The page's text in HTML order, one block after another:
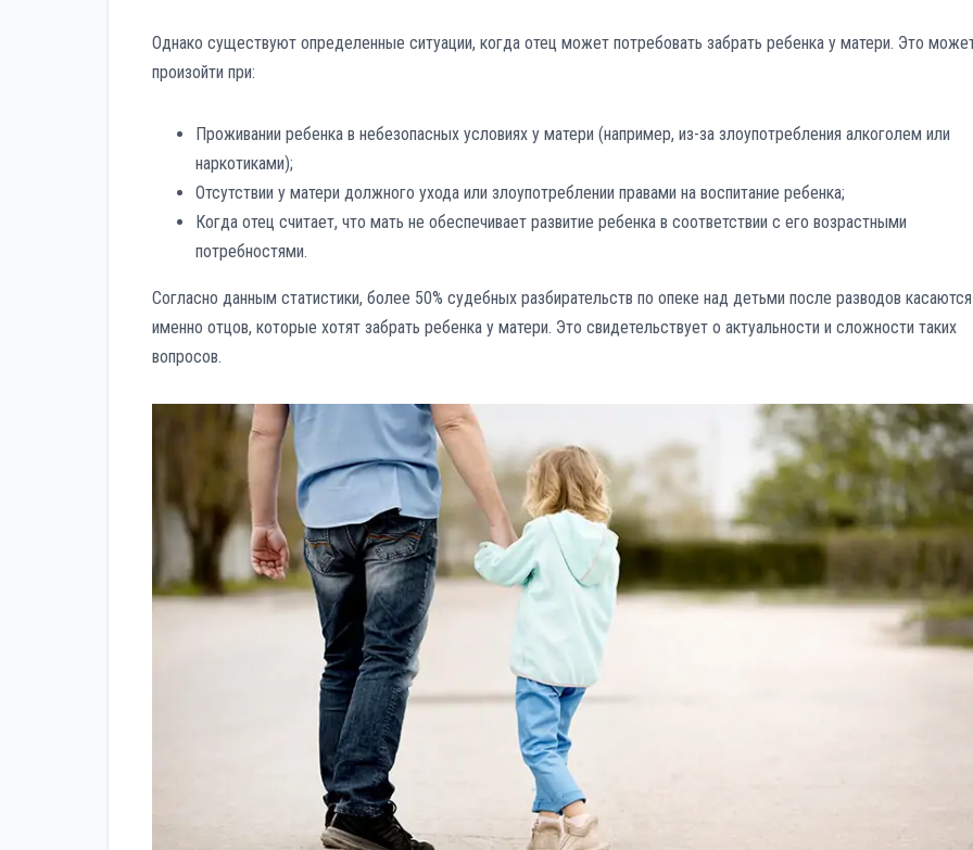
Однако существуют определенные ситуации, когда отец может потребовать забрать ребенка у матери. Это
произойти при:
Проживании ребенка в небезопасных условиях у матери (например, из-за злоупотребления алкоголем или
наркотиками);
Отсутствии у матери должного ухода или злоупотреблении правами на воспитание ребенка;
Когда отец считает, что мать не обеспечивает развитие ребенка в соответствии с его возрастными
потребностями.
Согласно данным статистики, более 50% судебных разбирательств по опеке над детьми после разводов касаются
именно отцов, которые хотят забрать ребенка у матери. Это свидетельствует о актуальности и сложности таких
вопросов.